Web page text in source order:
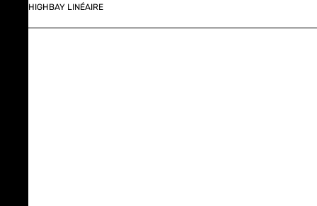
HIGHBAY LINÉAIRE